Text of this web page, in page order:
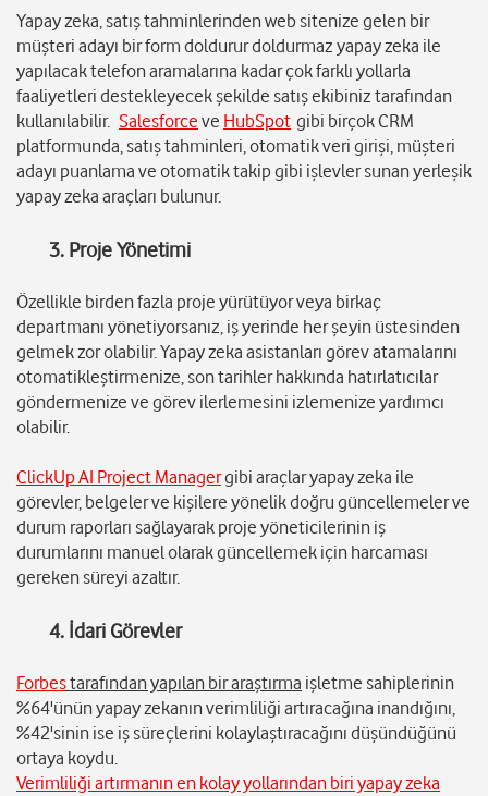
Yapay zeka, satış tahminlerinden web sitenize gelen bir
müşteri adayı bir form doldurur doldurmaz yapay zeka ile
yapılacak telefon aramalarına kadar çok farklı yollarla
faaliyetleri destekleyecek şekilde satış ekibiniz tarafından
kullanılabilir. Salesforce ve HubSpot gibi birçok CRM
platformunda, satış tahminleri, otomatik veri girişi, müşteri
adayı puanlama ve otomatik takip gibi işlevler sunan yerleşik
yapay zeka araçları bulunur.
3. Proje Yönetimi
Özellikle birden fazla proje yürütüyor veya birkaç
departmanı yönetiyorsanız, iş yerinde her şeyin üstesinden
gelmek zor olabilir. Yapay zeka asistanları görev atamalarını
otomatikleştirmenize, son tarihler hakkında hatırlatıcılar
göndermenize ve görev ilerlemesini izlemenize yardımcı
olabilir.
ClickUp AI Project Managergibi araçlar yapay zeka ile
görevler, belgeler ve kişilere yönelik doğru güncellemeler ve
durum raporları sağlayarak proje yöneticilerinin iş
durumlarını manuel olarak güncellemek için harcaması
gereken süreyi azaltır.
4. İdari Görevler
Forbestarafından yapılan bir araştırma işletme sahiplerinin
%64'ünün yapay zekanın verimliliği artıracağına inandığını,
%42'sinin ise iş süreçlerini kolaylaştıracağını düşündüğünü
ortaya koydu.
Verimliliği artırmanın en kolay yollarından biri yapay zeka